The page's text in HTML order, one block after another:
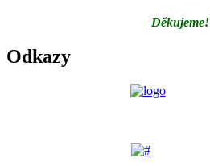
Děkujeme!
Odkazy